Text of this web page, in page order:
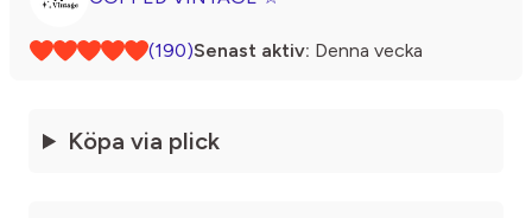
(190)Senast aktiv: Denna vecka
Köpa via plick